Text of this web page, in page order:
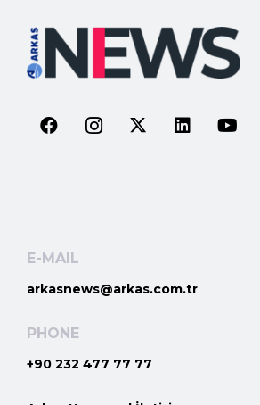
E-MAIL
arkasnews@arkas.com.tr
PHONE
+90 232 477 77 77